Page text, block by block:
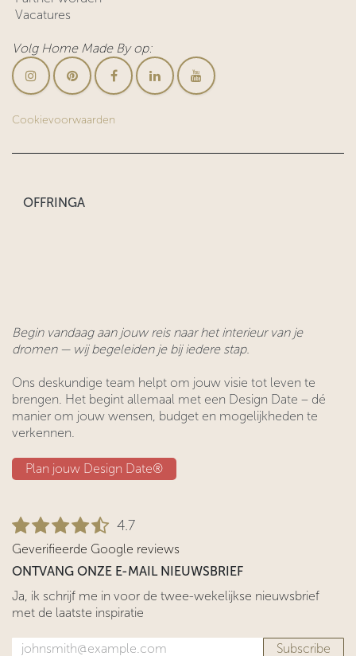
Vacatures
Volg Home Made By op:
Cookievoorwaarden
OFFRINGA
Begin vandaag aan jouw reis naar het interieur van je
dromen — wij begeleiden je bij iedere stap.
Ons deskundige team helpt om jouw visie tot leven te
brengen. Het begint allemaal met een Design Date – dé
manier om jouw wensen, budget en mogelijkheden te
verkennen.
Plan jouw Design ​​Date®​​
4.7
Geverifieerde Google reviews
ONTVANG ONZE E-MAIL NIEUWSBRIEF
Ja, ik schrijf me in voor de twee-wekelijkse nieuwsbrief
met de laatste inspiratie
Subscribe